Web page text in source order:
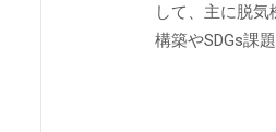
して、主に脱
構築やSDGs課